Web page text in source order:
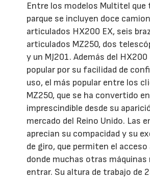
Entre los modelos Multitel que
parque se incluyen doce
articulados HX200 EX, seis
articulados MZ250, dos
y un MJ201. Además del HX200
popular por su facilidad de
uso, el más popular entre los
MZ250, que se ha convertido
imprescindible desde su
mercado del Reino Unido. Las
aprecian su compacidad y su
de giro, que permiten el acceso
donde muchas otras máquinas
entrar. Su altura de trabajo de